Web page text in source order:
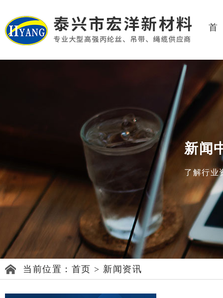
新闻
了解行业
当前位置： 首页 > 新闻资讯